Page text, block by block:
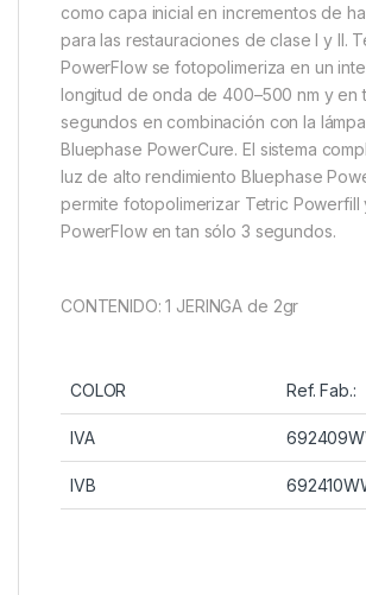
como capa inicial en incrementos de
para las restauraciones de clase I y II.
PowerFlow se fotopolimeriza en un
longitud de onda de 400–500 nm y en
segundos en combinación con la
Bluephase PowerCure. El sistema
luz de alto rendimiento Bluephase
permite fotopolimerizar Tetric Powerfill
PowerFlow en tan sólo 3 segundos.
CONTENIDO: 1 JERINGA de 2gr
COLOR Ref. Fab.:
IVA
IVB